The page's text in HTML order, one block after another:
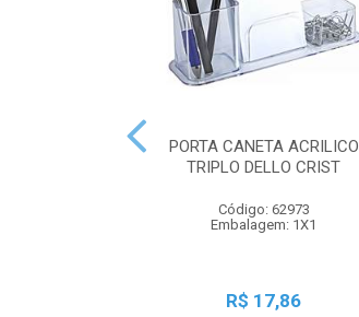
PORTA CANETA ACRILICO
TRIPLO DELLO CRIST
Código: 62973
Embalagem: 1X1
R$ 17,86